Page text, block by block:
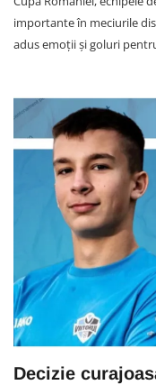
importante în meciurile
adus emoții și goluri
Decizie